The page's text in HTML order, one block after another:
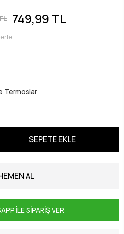
749,99 TL
Termoslar
SEPETE EKLE
AL
İLE SİPARİŞ VER